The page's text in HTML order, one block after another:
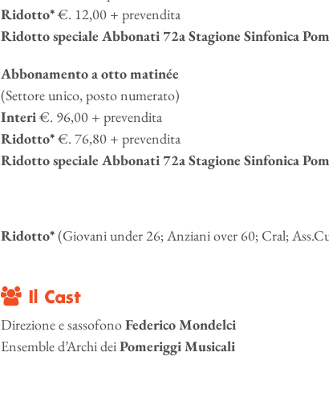
Ridotto*€. 12,00 + prevendita
Ridotto speciale Abbonati 72a Stagione Sinfonica
Abbonamento a otto matinée
(Settore unico, posto numerato)
Interi€. 96,00 + prevendita
Ridotto*€. 76,80 + prevendita
Ridotto speciale Abbonati 72a Stagione Sinfonica
Ridotto*(Giovani under 26; Anziani over 60; Cral;
Il Cast
Direzione e sassofonoFederico Mondelci
Ensemble d’Archi deiPomeriggi Musicali